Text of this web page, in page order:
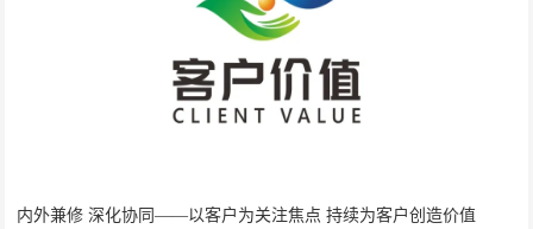
内外兼修 深化协同——以客户为关注焦点 持续为客户创造价值